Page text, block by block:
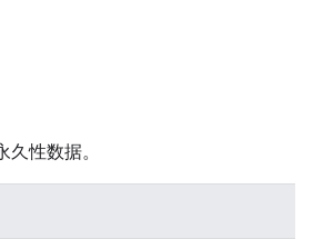
性数据。